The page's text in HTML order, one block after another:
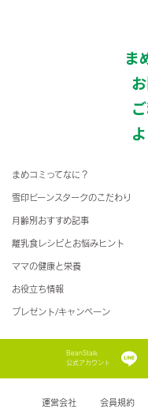
ま
まめコミってなに？
雪印ビーンスタークのこだわり
月齢別おすすめ記事
離乳食レシピとお悩みヒント
ママの健康と栄養
お役立ち情報
プレゼント/キャンペーン
BeanStalk
公式アカウント
運営会社 会員規約